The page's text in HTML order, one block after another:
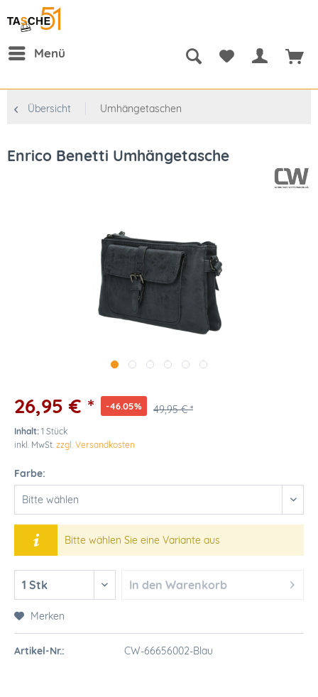
Menü
Übersicht Umhängetaschen
Enrico Benetti Umhängetasche
26,95 € * -46.05% 49,95 € *
Inhalt: 1 Stück
inkl. MwSt. zzgl. Versandkosten
Farbe:
Bitte wählen Sie eine Variante aus
In den Warenkorb
Merken
Artikel-Nr.: CW-66656002-Blau